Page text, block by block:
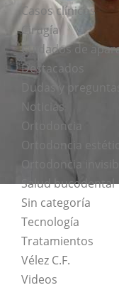
Casos clínicos
Cirugía
Cuidados de
Destacados
Dudas y preguntas
Noticias
Ortodoncia
Ortodoncia
Ortodoncia
Salud bucodental
Sin categoría
Tecnología
Tratamientos
Vélez C.F.
Videos